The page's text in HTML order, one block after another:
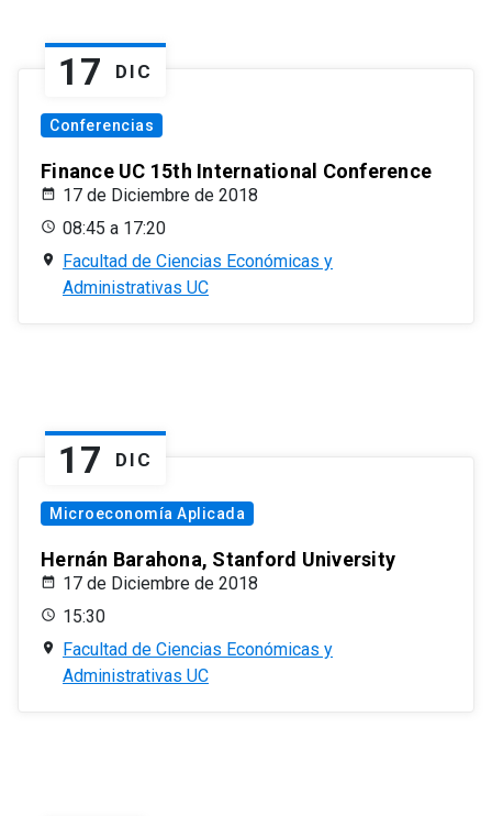
17 DIC
Conferencias
Finance UC 15th International Conference
17 de Diciembre de 2018
08:45 a 17:20
Facultad de Ciencias Económicas y
Administrativas UC
17 DIC
Microeconomía Aplicada
Hernán Barahona, Stanford University
17 de Diciembre de 2018
15:30
Facultad de Ciencias Económicas y
Administrativas UC